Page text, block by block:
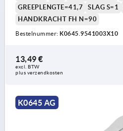
GREEPLENGTE=41,7
SLAG S=1
HANDKRACHT FH N=90
Bestelnummer: K0645.9541003X10
13,49 €
excl. BTW
plus verzendkosten
K0645 AG